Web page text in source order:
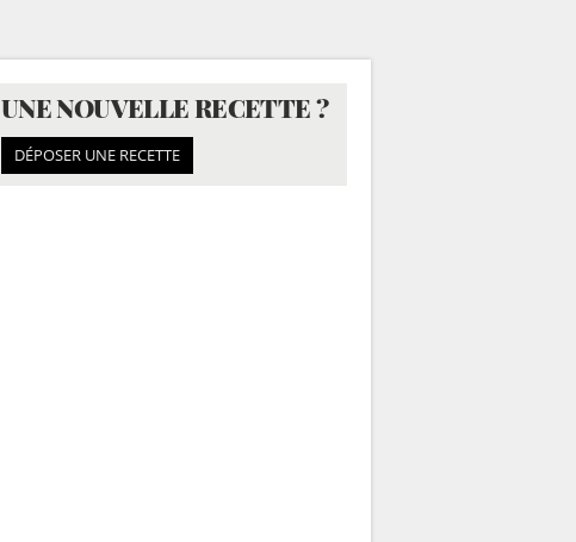
UNE NOUVELLE RECETTE ?
DÉPOSER UNE RECETTE